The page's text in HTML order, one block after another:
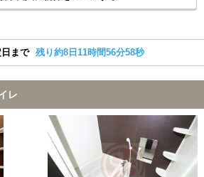
まで 残り約8日11時間56分57秒
レ